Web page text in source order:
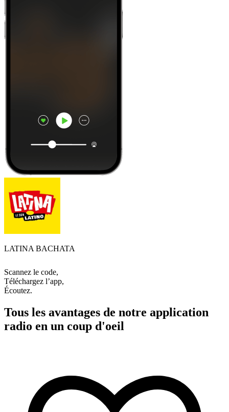
LATINA BACHATA
Scannez le code,
Téléchargez l’app,
Écoutez.
Tous les avantages de notre application
radio en un coup d'oeil